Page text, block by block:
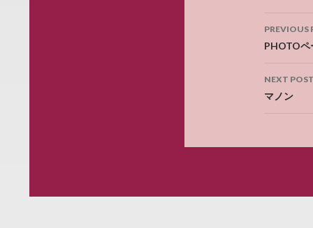
Post
PREVIOUS
PHOTOペ
NEXT
マノン